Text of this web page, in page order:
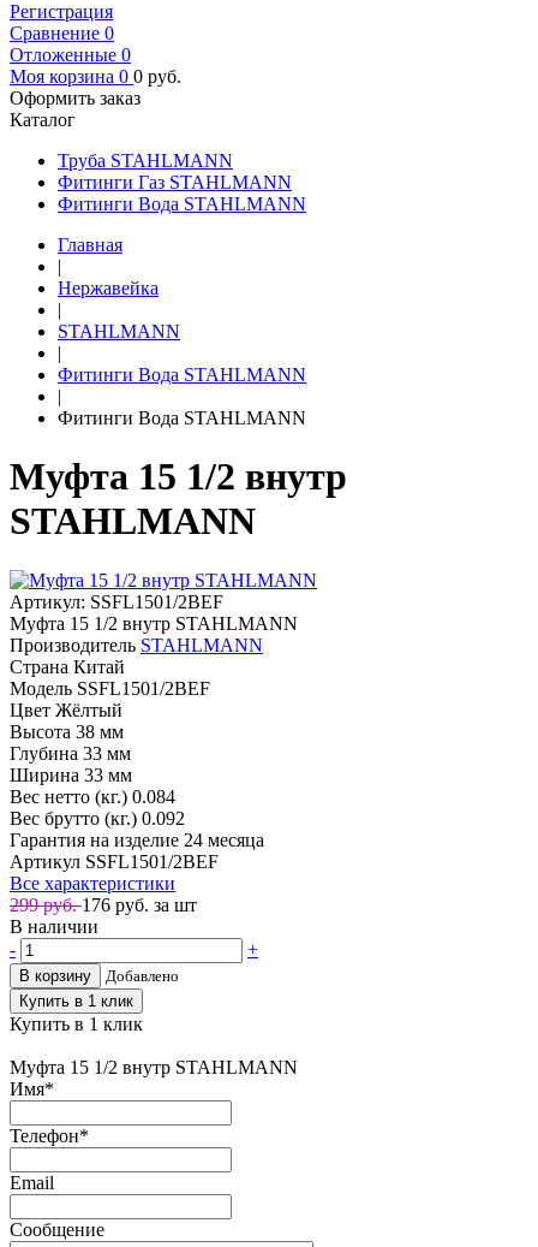
Регистрация
Сравнение 0
Отложенные 0
Моя корзина 0 0 руб.
Оформить заказ
Каталог
Труба STAHLMANN
Фитинги Газ STAHLMANN
Фитинги Вода STAHLMANN
Главная
|
Нержавейка
|
STAHLMANN
|
Фитинги Вода STAHLMANN
|
Фитинги Вода STAHLMANN
Муфта 15 1/2 внутр
STAHLMANN
Артикул: SSFL1501/2BEF
Муфта 15 1/2 внутр STAHLMANN
Производитель STAHLMANN
Страна Китай
Модель SSFL1501/2BEF
Цвет Жёлтый
Высота 38 мм
Глубина 33 мм
Ширина 33 мм
Вес нетто (кг.) 0.084
Вес брутто (кг.) 0.092
Гарантия на изделие 24 месяца
Артикул SSFL1501/2BEF
Все характеристики
299 руб.176 руб. за шт
В наличии
-
+
В корзину
Добавлено
Купить в 1 клик
Купить в 1 клик
Муфта 15 1/2 внутр STAHLMANN
Имя*
Телефон*
Email
Сообщение